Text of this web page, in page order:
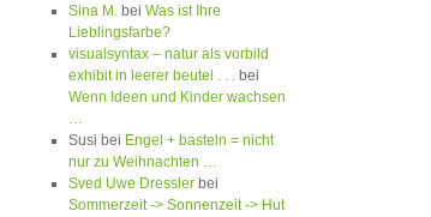
Sina M.bei Was ist Ihre
Lieblingsfarbe?
visualsyntax – natur als vorbild
exhibit in leerer beutel . . .bei
Wenn Ideen und Kinder wachsen
…
Susi bei Engel + basteln = nicht
nur zu Weihnachten …
Sved Uwe Dresslerbei
Sommerzeit -> Sonnenzeit -> Hut